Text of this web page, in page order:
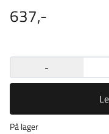
637,-
-
På lager